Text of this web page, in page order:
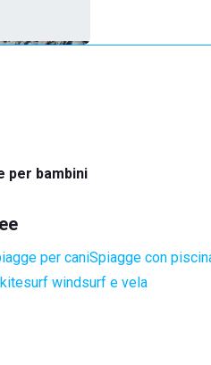
per bambini
per caniSpiagge con
windsurf e vela